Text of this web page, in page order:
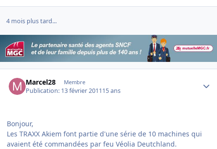
4 mois plus tard...
Marcel28 Membre
Publication: 13 février 201115 ans
Bonjour,
Les TRAXX Akiem font partie d'une série de 10 machines qui
avaient été commandées par feu Véolia Deutchland.